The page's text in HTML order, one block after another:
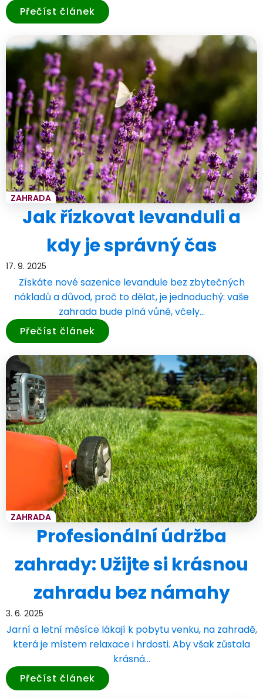
Přečíst článek
ZAHRADA
Jak řízkovat levanduli a
kdy je správný čas
17. 9. 2025
Získáte nové sazenice levandule bez zbytečných
nákladů a důvod, proč to dělat, je jednoduchý: vaše
zahrada bude plná vůně, včely…
Přečíst článek
ZAHRADA
Profesionální údržba
zahrady: Užijte si krásnou
zahradu bez námahy
3. 6. 2025
Jarní a letní měsíce lákají k pobytu venku, na zahradě,
která je místem relaxace i hrdosti. Aby však zůstala
krásná…
Přečíst článek